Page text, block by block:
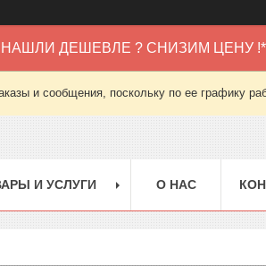
НАШЛИ ДЕШЕВЛЕ ? СНИЗИМ ЦЕНУ !*
и сообщения, поскольку по ее графику
И УСЛУГИ О НАС